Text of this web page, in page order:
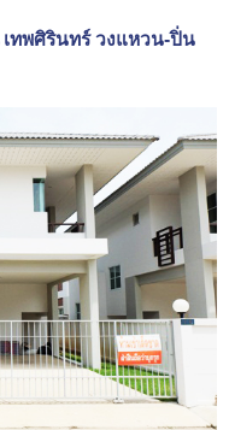
ทพศิรินทร์ วงแหวน-ปิ่น